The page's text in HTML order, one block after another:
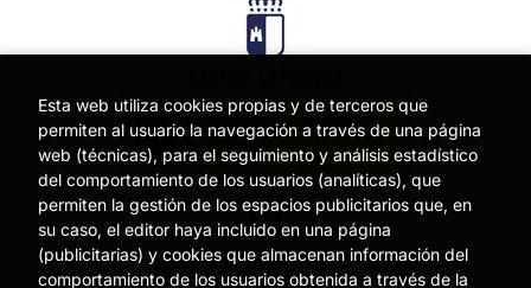
Esta web utiliza cookies propias y de terceros que
permiten al usuario la navegación a través de una página
web (técnicas), para el seguimiento y análisis estadístico
del comportamiento de los usuarios (analíticas), que
permiten la gestión de los espacios publicitarios que, en
su caso, el editor haya incluido en una página
(publicitarias) y cookies que almacenan información del
comportamiento de los usuarios obtenida a través de la